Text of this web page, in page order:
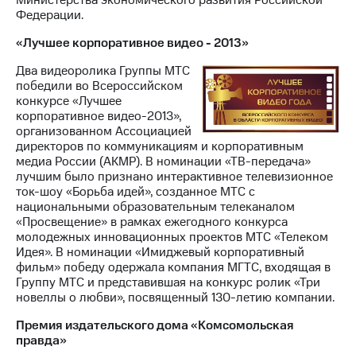
Федерации.
«Лучшее корпоративное видео - 2013»
Два видеоролика Группы МТС
победили во Всероссийском
конкурсе «Лучшее
корпоративное видео-2013»,
организованном Ассоциацией
директоров по коммуникациям и корпоративным
медиа России (АКМР). В номинации «ТВ-передача»
лучшим было признано интерактивное телевизионное
ток-шоу «Борьба идей», созданное МТС с
национальными образовательным телеканалом
«Просвещение» в рамках ежегодного конкурса
молодежных инновационных проектов МТС «Телеком
Идея». В номинации «Имиджевый корпоративный
фильм» победу одержала компания МГТС, входящая в
Группу МТС и представившая на конкурс ролик «Три
новеллы о любви», посвященный 130-летию компании.
Премия издательского дома «Комсомольская
правда»